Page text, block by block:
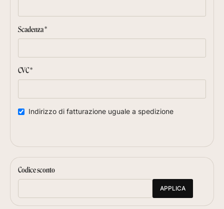
Scadenza *
CVC *
Indirizzo di fatturazione uguale a spedizione
Codice sconto
APPLICA